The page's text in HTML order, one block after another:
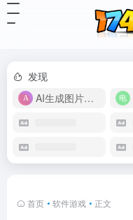
发现
AI生成图片视频
首页 • 软件游戏 • 正文